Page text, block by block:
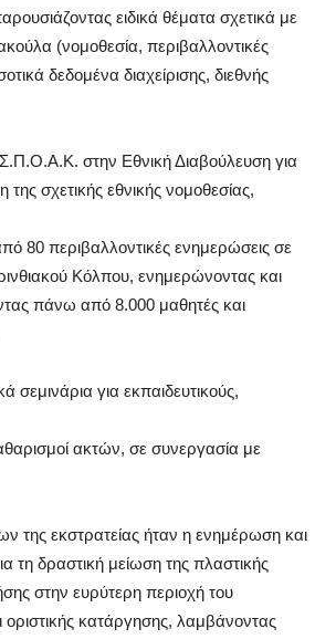
ειδικά θέματα σχετικά με
(νομοθεσία, περιβαλλοντικές
δεδομένα διαχείρισης, διεθνής
στην Εθνική Διαβούλευση για
σχετικής εθνικής νομοθεσίας,
80 περιβαλλοντικές ενημερώσεις σε
Κόλπου, ενημερώνοντας και
πάνω από 8.000 μαθητές και
σεμινάρια για εκπαιδευτικούς,
ακτών, σε συνεργασία με
της εκστρατείας ήταν η ενημέρωση και
τη δραστική μείωση της πλαστικής
στην ευρύτερη περιοχή του
οριστικής κατάργησης, λαμβάνοντας